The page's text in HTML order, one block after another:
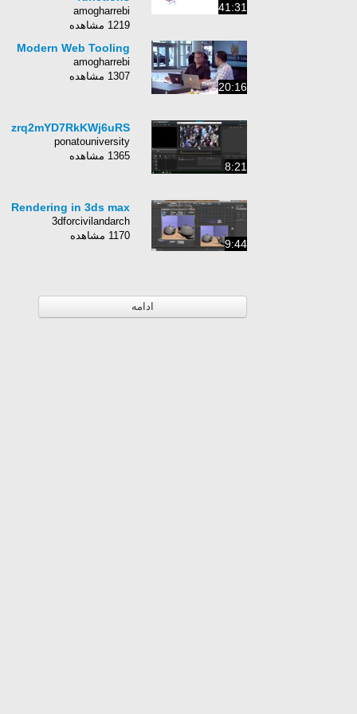
41:31
amogharrebi
1219 مشاهده
20:16
Modern Web Tooling
amogharrebi
1307 مشاهده
8:21
ponatouniversity
1365 مشاهده
9:44
Rendering in 3ds max
3dforcivilandarch
1170 مشاهده
ادامه